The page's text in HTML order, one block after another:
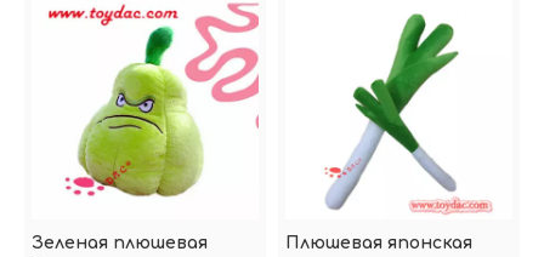
Зеленая плюшевая
Плюшевая японская